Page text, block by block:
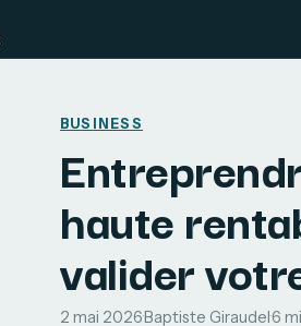
BUSINESS
haute
valider
2 mai 2026·Baptiste Giraudel ·6